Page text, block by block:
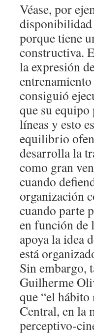
Véase, por
disponibilidad
porque tiene
constructiva.
la expresión
consiguió
que su
líneas y esto
equilibrio
desarrolla la
como gran
cuando
organización
cuando parte
en función de
apoya la idea
está
Sin embargo,
Guilherme
que “el
Central, en la
perceptivo-